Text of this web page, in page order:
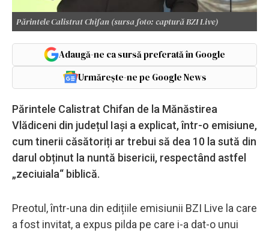
Părintele Calistrat Chifan (sursa foto: captură BZI Live)
Adaugă-ne ca sursă preferată în Google
Urmărește-ne pe Google News
Părintele Calistrat Chifan de la Mănăstirea
Vlădiceni din județul Iași a explicat, într-o emisiune,
cum tinerii căsătoriți ar trebui să dea 10 la sută din
darul obținut la nuntă bisericii, respectând astfel
„zeciuiala“ biblică.
Preotul, într-una din edițiile emisiunii BZI Live la care
a fost invitat, a expus pilda pe care i-a dat-o unui